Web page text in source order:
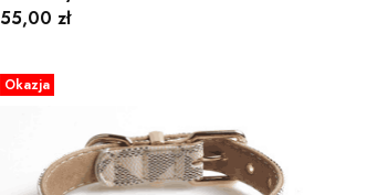
Cena
55,00 zł
Okazja